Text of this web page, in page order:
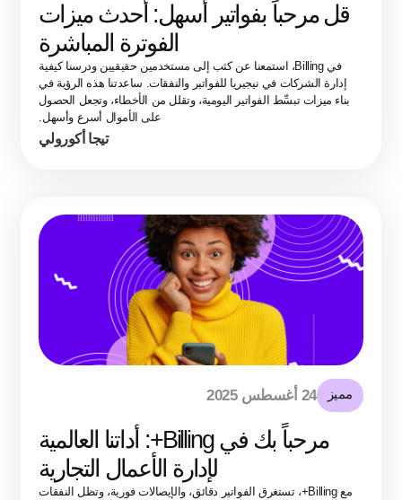
قل مرحباً بفواتير أسهل: أحدث ميزات
الفوترة المباشرة
في Billing، استمعنا عن كثب إلى مستخدمين حقيقيين ودرسنا كيفية
إدارة الشركات في نيجيريا للفواتير والنفقات. ساعدتنا هذه الرؤية في
بناء ميزات تبسِّط الفواتير اليومية، وتقلل من الأخطاء، وتجعل الحصول
على الأموال أسرع وأسهل.
تيجا أكورولي
مميز 24 أغسطس 2025
مرحباً بك في Billing+: أداتنا العالمية
لإدارة الأعمال التجارية
مع Billing+، تستغرق الفواتير دقائق، والإيصالات فورية، وتظل النفقات